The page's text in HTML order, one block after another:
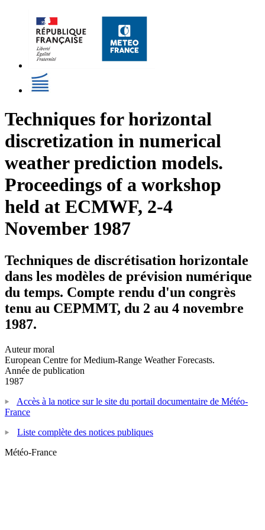
Techniques for horizontal
discretization in numerical
weather prediction models.
Proceedings of a workshop
held at ECMWF, 2-4
November 1987
Techniques de discrétisation horizontale
dans les modèles de prévision numérique
du temps. Compte rendu d'un congrès
tenu au CEPMMT, du 2 au 4 novembre
1987.
Auteur moral
European Centre for Medium-Range Weather Forecasts.
Année de publication
1987
Accès à la notice sur le site du portail documentaire de Météo-
France
Liste complète des notices publiques
Météo-France